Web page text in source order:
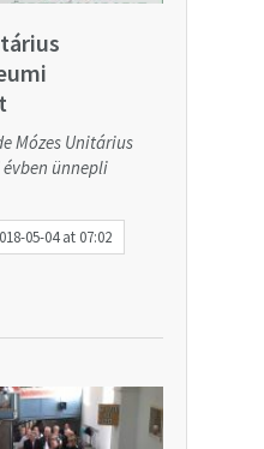
Mózes Unitárius
ünnepli
05-04 at 07:02